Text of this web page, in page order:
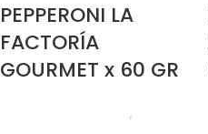
PEPPERONI LA
FACTORÍA
GOURMET x 60 GR